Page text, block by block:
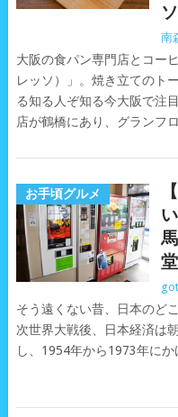
南
大阪の食パン専門店とコー
レッソ）」。焼き立てのト
る知る人ぞ知る今大阪で注
店が鶴橋にあり、グランフ
お手頃グルメ
堂
そう遠くない昔、日本のど
次世界大戦後、日本経済は
し、1954年から1973年にか